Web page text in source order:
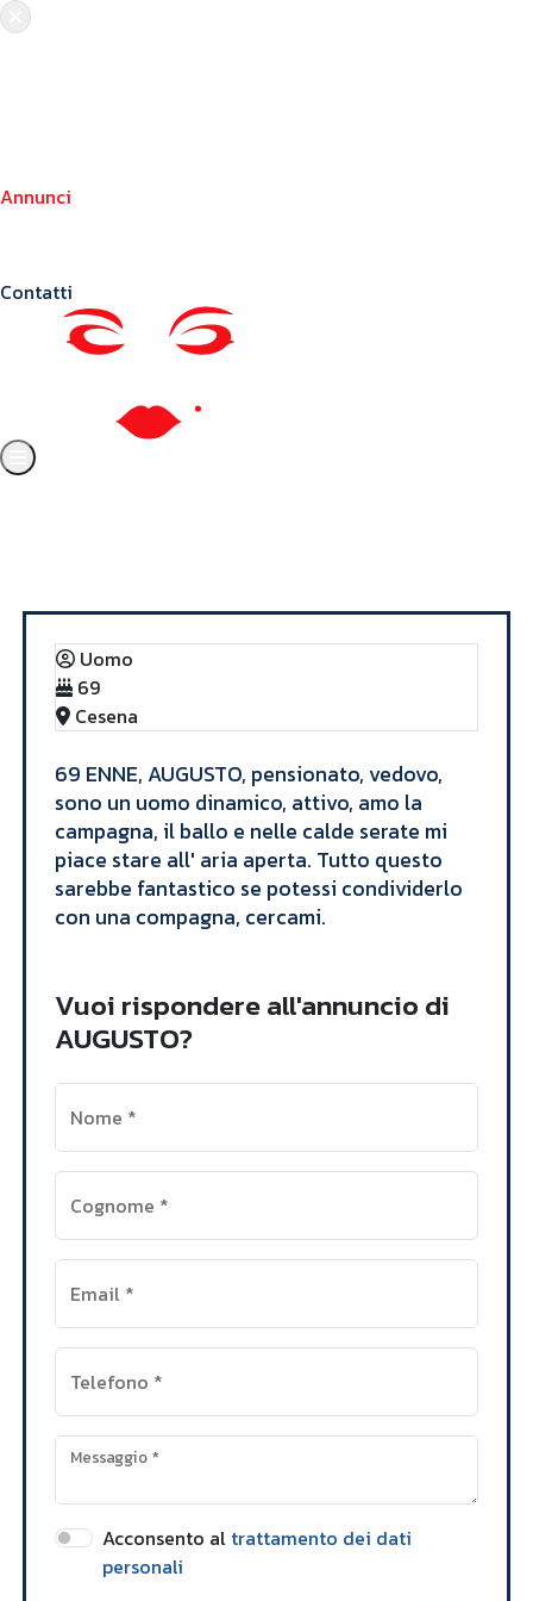
Annunci
Contatti
Annunci
Uomo
69
Cesena
​69 ENNE, AUGUSTO, pensionato, vedovo,
sono un uomo dinamico, attivo, amo la
campagna, il ballo e nelle calde serate mi
piace stare all' aria aperta. Tutto questo
sarebbe fantastico se potessi condividerlo
con una compagna, cercami. ​
Vuoi rispondere all'annuncio di
AUGUSTO?
Nome *
Cognome *
Email *
Telefono *
Messaggio*
Acconsento al trattamento dei dati
personali